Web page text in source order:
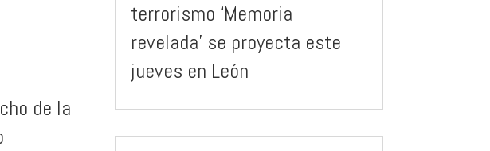
de la
terrorismo ‘Memoria
revelada’ se proyecta este
jueves en León